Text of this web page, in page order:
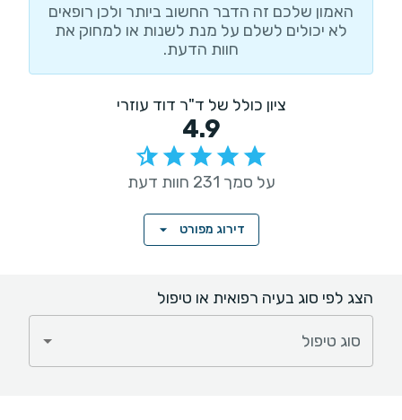
האמון שלכם זה הדבר החשוב ביותר ולכן רופאים
לא יכולים לשלם על מנת לשנות או למחוק את
חוות הדעת.
ציון כולל של ד"ר דוד עוזרי
4.9
על סמך 231 חוות דעת
דירוג מפורט
הצג לפי סוג בעיה רפואית או טיפול
סוג טיפול